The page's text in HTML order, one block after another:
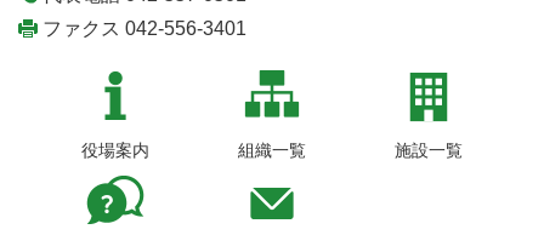
ファクス 042-556-3401
役場案内 組織一覧 施設一覧